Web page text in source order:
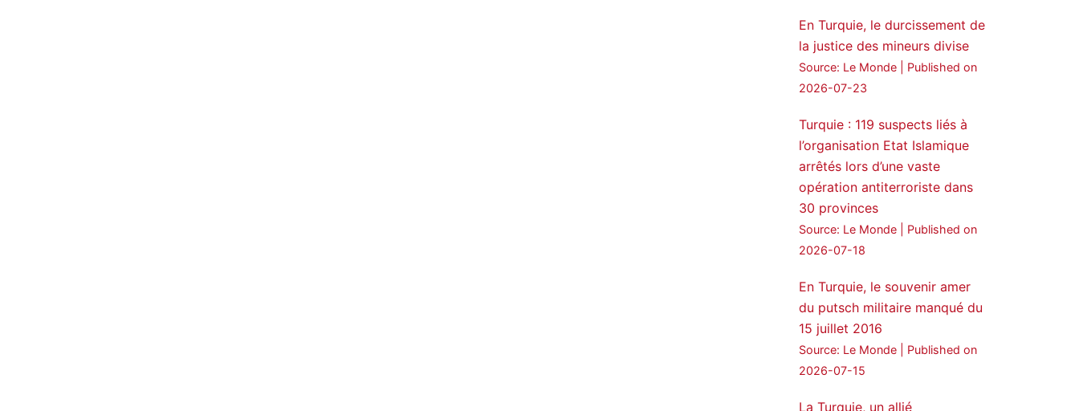
a retweeté
MedyaNews
24 Jan 2025
delegation made a statement
on Abdullah Öcalan meeting
#PeaceProcess #ImralıIsland
🔗https://medyanews.rs/h4lwBwQ
Twitter
Voir plus...
En Turquie, le durcissement de
la justice des mineurs divise
Source: Le Monde
Published on
2026-07-23
Turquie : 119 suspects liés à
l’organisation Etat Islamique
arrêtés lors d’une vaste
opération antiterroriste dans
30 provinces
Source: Le Monde
Published on
2026-07-18
En Turquie, le souvenir amer
du putsch militaire manqué du
15 juillet 2016
Source: Le Monde
Published on
2026-07-15
La Turquie, un allié